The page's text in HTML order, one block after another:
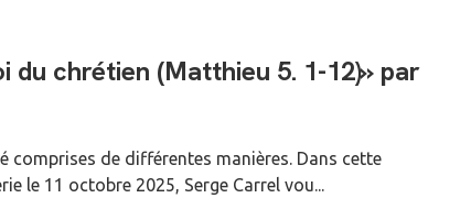
chrétien (Matthieu 5. 1-12)» par
comprises de différentes manières. Dans cette
le 11 octobre 2025, Serge Carrel vou...